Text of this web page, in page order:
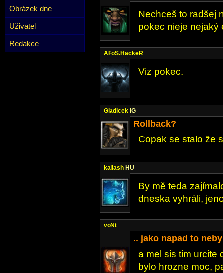
Obrázek dne
Uživatel
Redakce
Nechceš to radšej
pokec nieje nejaký
AFoS.HackeR
Viz pokec.
Gladicek iG
Rollback?
Copak se stalo že
kailash HU
By mě teda
dneska vyhráli,
voNt
.. jako napad to
a mel sis tim urcite
bylo hrozne moc,